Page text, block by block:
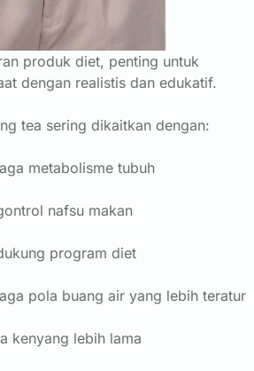
produk diet, penting untuk
dengan realistis dan edukatif.
tea sering dikaitkan dengan:
metabolisme tubuh
nafsu makan
program diet
pola buang air yang lebih teratur
kenyang lebih lama